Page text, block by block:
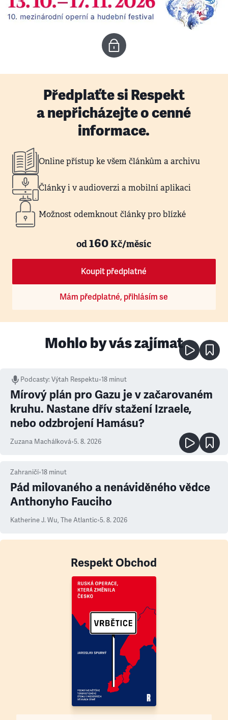
Předplaťte si Respekt
a nepřicházejte o cenné
informace.
Online přístup ke všem článkům a archivu
Články i v audioverzi a mobilní aplikaci
Možnost odemknout články pro blízké
od160Kč/měsíc
Koupit předplatné
Mám předplatné, přihlásím se
Mohlo by vás zajímat
Podcasty:Výtah Respektu•18 minut
Mírový plán pro Gazu je v začarovaném
kruhu. Nastane dřív stažení Izraele,
nebo odzbrojení Hamásu?
Zuzana Machálková•5. 8. 2026
Zahraničí•18 minut
Pád milovaného a nenáviděného vědce
Anthonyho Fauciho
Katherine J. Wu, The Atlantic•5. 8. 2026
Respekt Obchod